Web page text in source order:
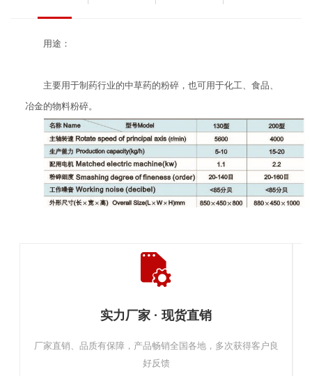
用途：
主要用于制药行业的中草药的粉碎，也可用于化工、食品、
冶金的物料粉碎。
实力厂家 · 现货直销
厂家直销、品质有保障，产品畅销全国各地，多次获得客户良
好反馈